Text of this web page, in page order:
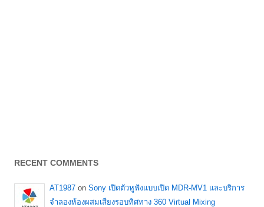
RECENT COMMENTS
AT1987 on Sony เปิดตัวหูฟังแบบเปิด MDR-MV1 และบริการ
จำลองห้องผสมเสียงรอบทิศทาง 360 Virtual Mixing